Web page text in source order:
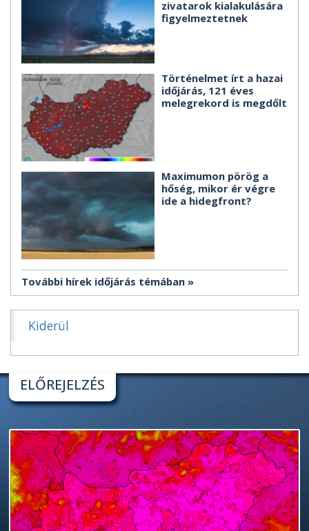
zivatarok kialakulására
figyelmeztetnek
Történelmet írt a hazai
időjárás, 121 éves
melegrekord is megdőlt
Maximumon pörög a
hőség, mikor ér végre
ide a hidegfront?
További hírek időjárás témában
Kiderül
ELŐREJELZÉS